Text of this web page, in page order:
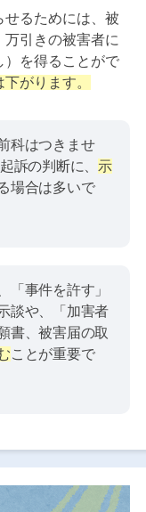
せるためには、被
引きの被害者に
）を得ることがで
がります。
科はつきませ
訴の判断に、 示
場合は多いで
「事件を許す」
談や、「加害者
書、被害届の取
ことが重要で